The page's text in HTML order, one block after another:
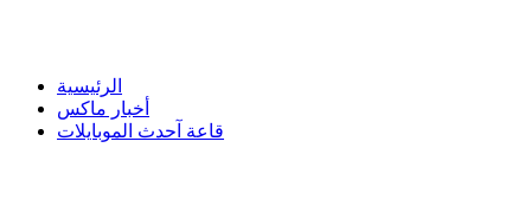
الرئيسية
أخبار ماكس
قاعة آحدث الموبايلات